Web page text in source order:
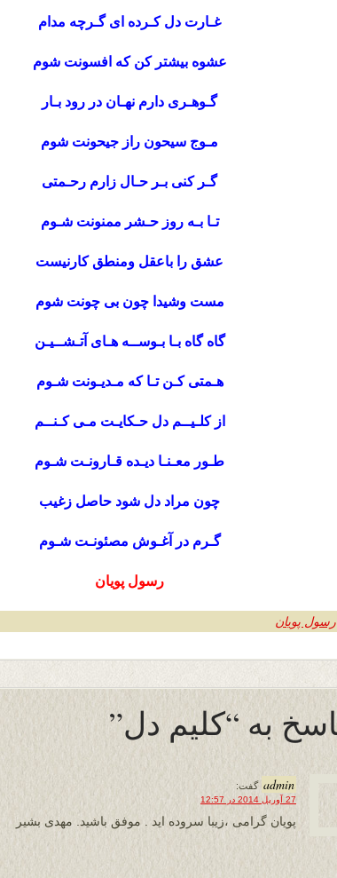
غـارت دل کـرده ای گـرچه مدام
عشوه بیشتر کن که افسونت شوم
گـوهـری دارم نهـان در رود بـار
مـوج سیحون راز جیحونت شوم
گـر کنی بـر حـال زارم رحـمتی
تـا بـه روز حـشر ممنونت شـوم
عشق را باعقل ومنطق کارنیست
مست وشیدا چون بی چونت شوم
گاه گاه بـا بـوســه هـای آتـشــیـن
هـمتی کـن تـا که مـدیـونت شـوم
از کلـیــم دل حـکایـت مـی کـنــم
طـور معـنـا دیـده قـارونـت شـوم
چون مراد دل شود حاصل زغیب
گـرم در آغـوش مصئونـت شـوم
رسول پویان
رسول پویان
admin گفت:
27 آوریل 2014 در 12:57
پویان گرامی ،زیبا سروده اید . موفق باشید. مهدی بشیر